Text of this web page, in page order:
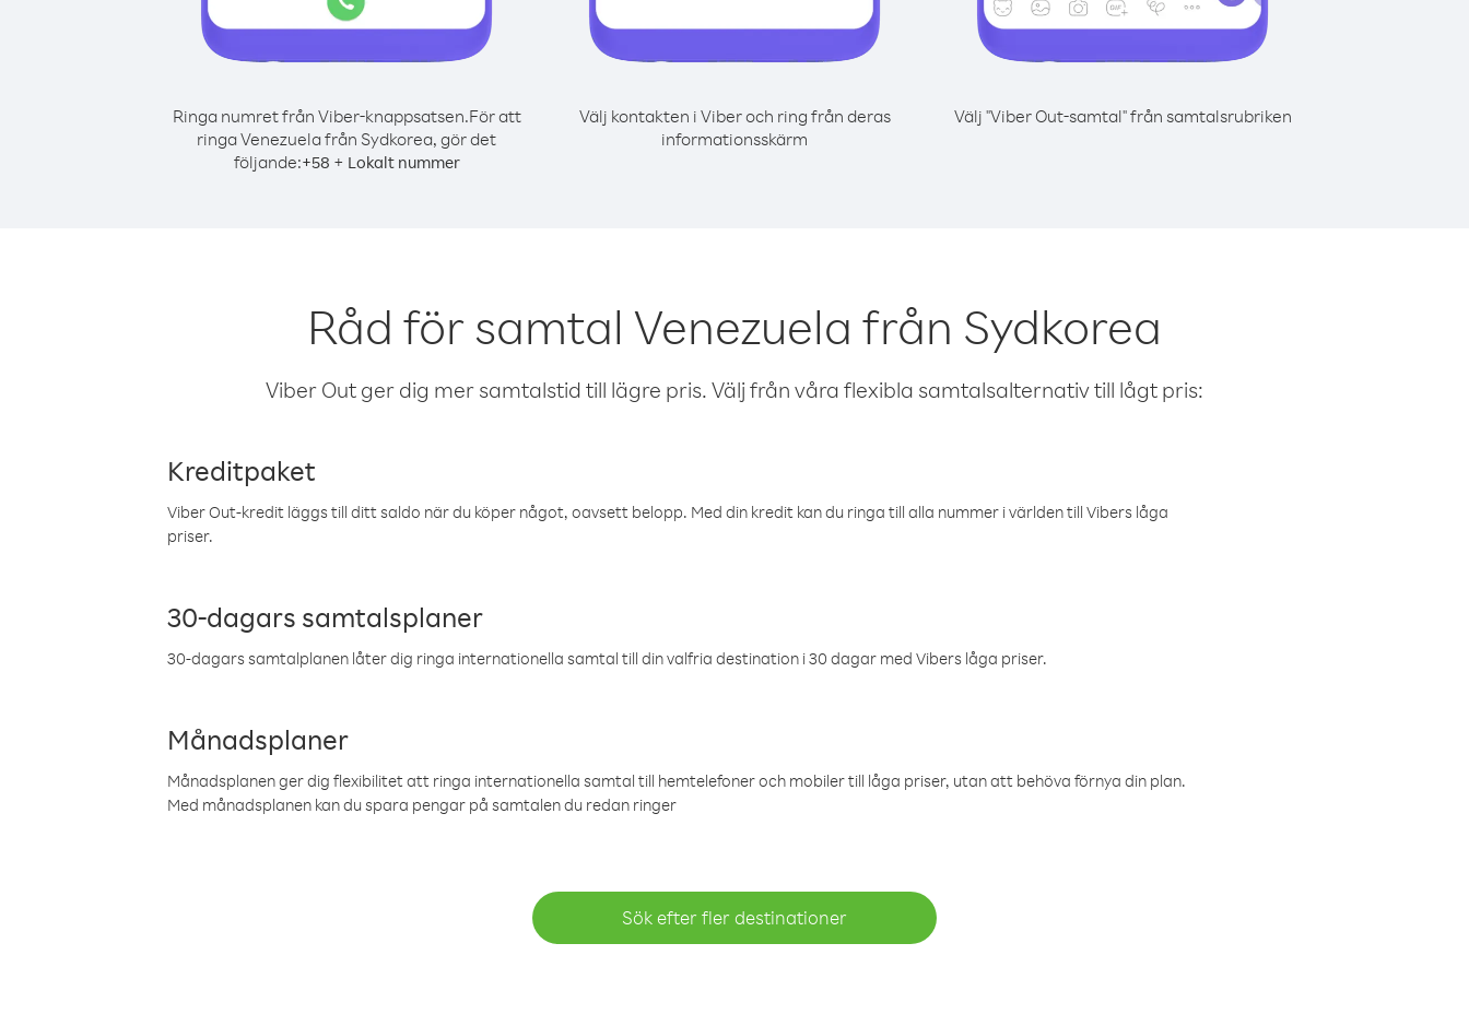
Ringa numret från Viber-knappsatsen.För att
ringa Venezuela från Sydkorea, gör det
följande:+58 + Lokalt nummer
Välj kontakten i Viber och ring från deras
informationsskärm
Välj "Viber Out-samtal" från samtalsrubriken
Råd för samtal Venezuela från Sydkorea
Viber Out ger dig mer samtalstid till lägre pris. Välj från våra flexibla samtalsalternativ till lågt pris:
Kreditpaket
Viber Out-kredit läggs till ditt saldo när du köper något, oavsett belopp. Med din kredit kan du ringa till alla nummer i världen till Vibers låga
priser.
30-dagars samtalsplaner
30-dagars samtalplanen låter dig ringa internationella samtal till din valfria destination i 30 dagar med Vibers låga priser.
Månadsplaner
Månadsplanen ger dig flexibilitet att ringa internationella samtal till hemtelefoner och mobiler till låga priser, utan att behöva förnya din plan.
Med månadsplanen kan du spara pengar på samtalen du redan ringer
Sök efter fler destinationer